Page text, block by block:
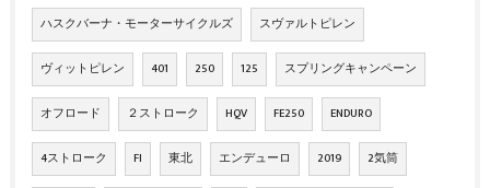
ハスクバーナ・モーターサイクルズ スヴァルトピレン
ヴィットピレン 401 250 125 スプリングキャンペーン
オフロード ２ストローク HQV FE250 ENDURO
4ストローク FI 東北 エンデューロ 2019 2気筒